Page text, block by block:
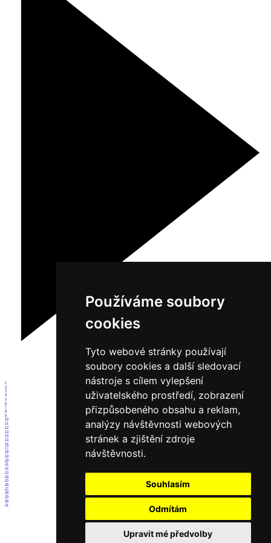
Používáme soubory
cookies
Tyto webové stránky používají
soubory cookies a další sledovací
nástroje s cílem vylepšení
uživatelského prostředí, zobrazení
přizpůsobeného obsahu a reklam,
analýzy návštěvnosti webových
stránek a zjištění zdroje
návštěvnosti.
Souhlasím
Odmítám
Upravit mé předvolby
1
2
3
4
5
6
7
8
9
10
11
12
13
14
15
16
17
18
19
20
21
22
23
24
25
26
27
28
29
30
31